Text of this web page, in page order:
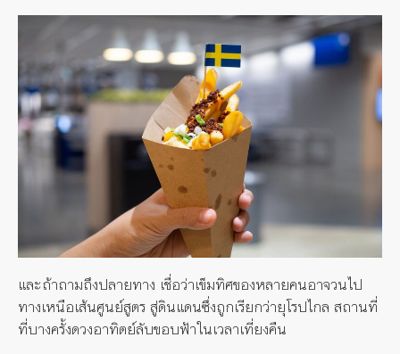
และถ้าถามถึงปลายทาง เชื่อว่าเข็มทิศของหลายคนอาจวนไป
ทางเหนือเส้นศูนย์สูตร สู่ดินแดนซึ่งถูกเรียกว่ายุโรปไกล สถานที่
ที่บางครั้งดวงอาทิตย์ลับขอบฟ้าในเวลาเที่ยงคืน